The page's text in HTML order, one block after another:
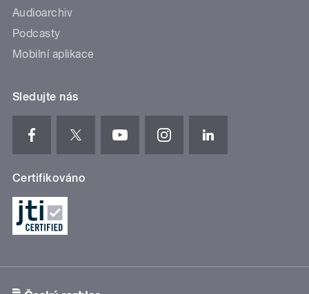
Audioarchiv
Podcasty
Mobilní aplikace
Sledujte nás
Certifikováno